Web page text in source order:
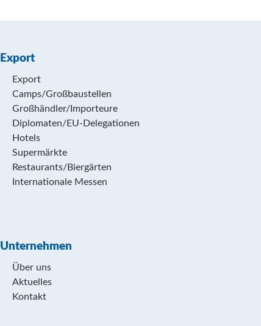
Export
Export
Camps/Großbaustellen
Großhändler/Importeure
Diplomaten/EU-Delegationen
Hotels
Supermärkte
Restaurants/Biergärten
Internationale Messen
Unternehmen
Über uns
Aktuelles
Kontakt